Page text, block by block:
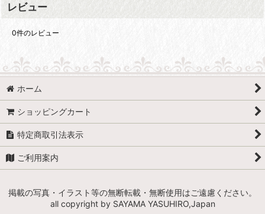
レビュー
0件のレビュー
ホーム
ショッピングカート
特定商取引法表示
ご利用案内
掲載の写真・イラスト等の無断転載・無断使用はご遠慮ください。
all copyright by SAYAMA YASUHIRO,Japan